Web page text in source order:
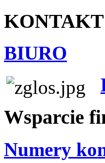
KONTAKT
BIURO
Wsparcie
Numery